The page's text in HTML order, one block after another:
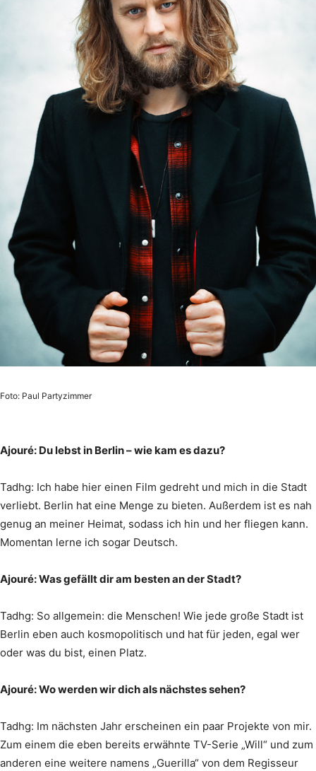
Foto: Paul Partyzimmer
Ajouré: Du lebst in Berlin – wie kam es dazu?
Tadhg: Ich habe hier einen Film gedreht und mich in die Stadt
verliebt. Berlin hat eine Menge zu bieten. Außerdem ist es nah
genug an meiner Heimat, sodass ich hin und her fliegen kann.
Momentan lerne ich sogar Deutsch.
Ajouré: Was gefällt dir am besten an der Stadt?
Tadhg: So allgemein: die Menschen! Wie jede große Stadt ist
Berlin eben auch kosmopolitisch und hat für jeden, egal wer
oder was du bist, einen Platz.
Ajouré: Wo werden wir dich als nächstes sehen?
Tadhg: Im nächsten Jahr erscheinen ein paar Projekte von mir.
Zum einem die eben bereits erwähnte TV-Serie „Will“ und zum
anderen eine weitere namens „Guerilla“ von dem Regisseur